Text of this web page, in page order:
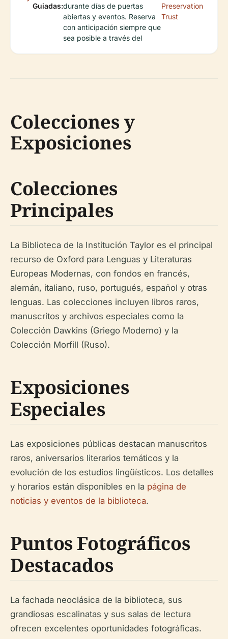
Guiadas:durante días de puertas
abiertas y eventos. Reserva
con anticipación siempre que
sea posible a través del
Preservation
Trust
Colecciones y
Exposiciones
Colecciones
Principales
La Biblioteca de la Institución Taylor es el principal
recurso de Oxford para Lenguas y Literaturas
Europeas Modernas, con fondos en francés,
alemán, italiano, ruso, portugués, español y otras
lenguas. Las colecciones incluyen libros raros,
manuscritos y archivos especiales como la
Colección Dawkins (Griego Moderno) y la
Colección Morfill (Ruso).
Exposiciones
Especiales
Las exposiciones públicas destacan manuscritos
raros, aniversarios literarios temáticos y la
evolución de los estudios lingüísticos. Los detalles
y horarios están disponibles en la página de
noticias y eventos de la biblioteca.
Puntos Fotográficos
Destacados
La fachada neoclásica de la biblioteca, sus
grandiosas escalinatas y sus salas de lectura
ofrecen excelentes oportunidades fotográficas.